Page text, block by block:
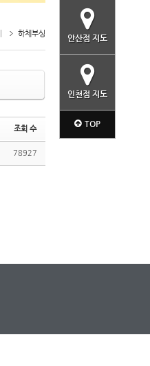
하체부싱
조회 수
78927
안산점 지도
인천점 지도
TOP